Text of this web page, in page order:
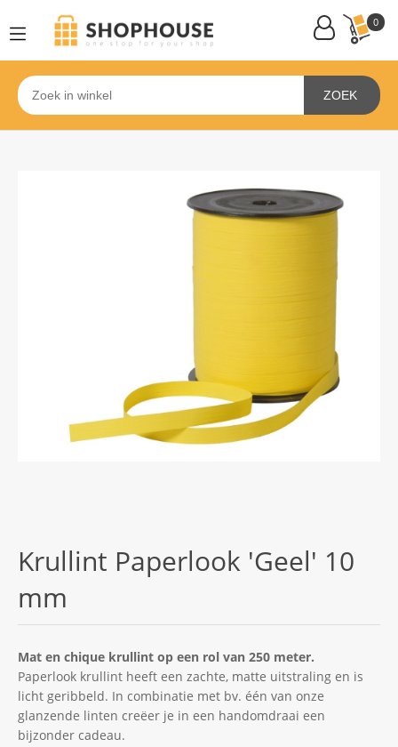
0
ZOEK
Krullint Paperlook 'Geel' 10
mm
Mat en chique krullint op een rol van 250 meter.
Paperlook krullint heeft een zachte, matte uitstraling en is
licht geribbeld. In combinatie met bv. één van onze
glanzende linten creëer je in een handomdraai een
bijzonder cadeau.